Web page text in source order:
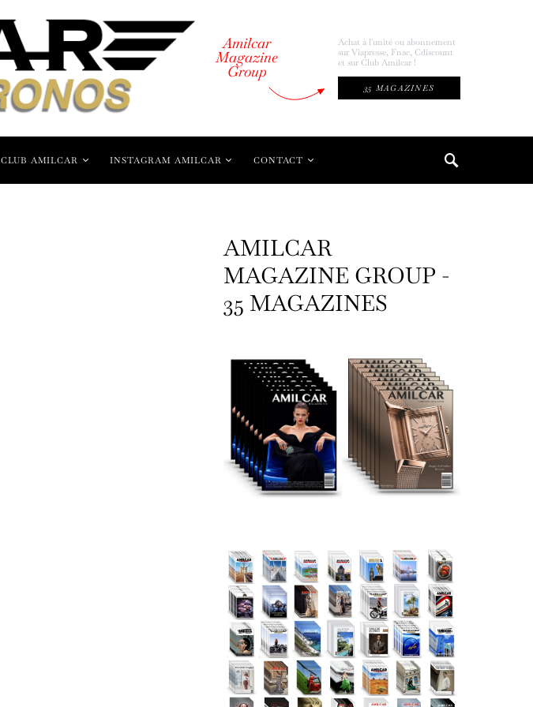
Amilcar
Magazine
Group
Achat à l'unité ou abonnement
sur Viapresse, Fnac, Cdiscount
et sur Club Amilcar !
35 MAGAZINES
CLUB AMILCAR INSTAGRAM AMILCAR CONTACT
AMILCAR
MAGAZINE GROUP -
35 MAGAZINES